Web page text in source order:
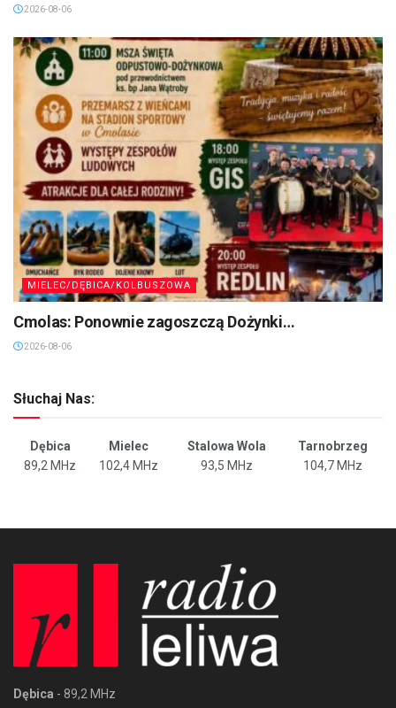
2026-08-06
MIELEC/DĘBICA/KOLBUSZOWA
Cmolas: Ponownie zagoszczą Dożynki…
2026-08-06
Słuchaj Nas:
Dębica Mielec Stalowa Wola
Tarnobrzeg
89,2 MHz
102,4 MHz 93,5 MHz 104,7 MHz
Dębica - 89,2 MHz